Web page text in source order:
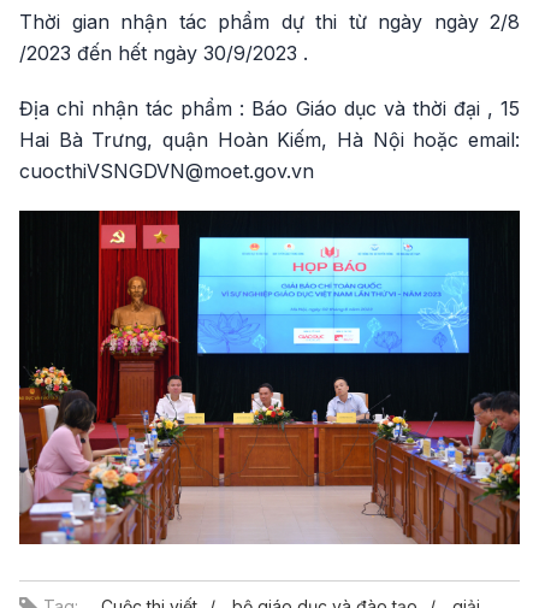
Thời gian nhận tác phẩm dự thi từ ngày ngày 2/8
/2023 đến hết ngày 30/9/2023 .
Địa chỉ nhận tác phẩm : Báo Giáo dục và thời đại , 15
Hai Bà Trưng, quận Hoàn Kiếm, Hà Nội hoặc email:
cuocthiVSNGDVN@moet.gov.vn